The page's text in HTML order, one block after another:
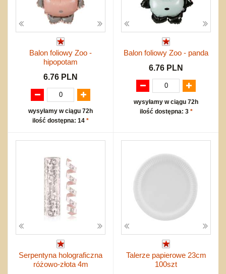
Balon foliowy Zoo -
hipopotam
6.76 PLN
wysyłamy w ciągu 72h
ilość dostępna: 14 *
Balon foliowy Zoo - panda
6.76 PLN
wysyłamy w ciągu 72h
ilość dostępna: 3 *
Serpentyna holograficzna
różowo-złota 4m
Talerze papierowe 23cm
100szt